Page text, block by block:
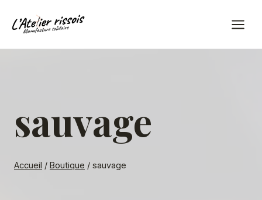
sauvage
Accueil / Boutique / sauvage